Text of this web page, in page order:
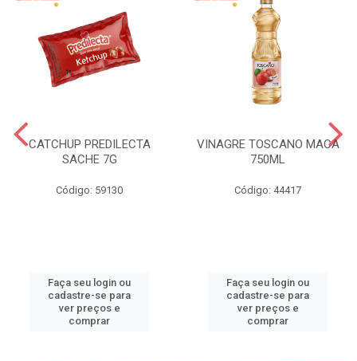
CATCHUP PREDILECTA
SACHE 7G
Código: 59130
Faça seu login ou
cadastre-se para
ver preços e
comprar
VINAGRE TOSCANO MACA
750ML
Código: 44417
Faça seu login ou
cadastre-se para
ver preços e
comprar